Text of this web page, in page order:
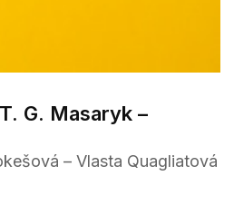
G. Masaryk –
– Vlasta Quagliatová